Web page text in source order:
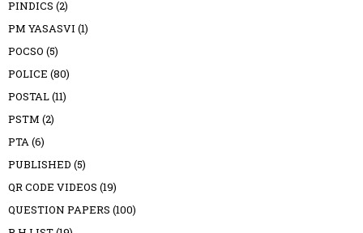
PINDICS (2)
PM YASASVI (1)
POCSO (5)
POLICE (80)
POSTAL(11)
PSTM (2)
PTA(6)
PUBLISHED (5)
QR CODE VIDEOS (19)
QUESTION PAPERS (100)